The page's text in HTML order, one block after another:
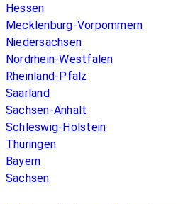
Hessen
Mecklenburg-Vorpommern
Niedersachsen
Nordrhein-Westfalen
Rheinland-Pfalz
Saarland
Sachsen-Anhalt
Schleswig-Holstein
Thüringen
Bayern
Sachsen